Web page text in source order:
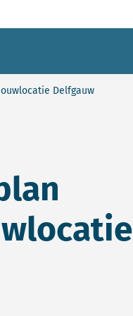
Delfgauw